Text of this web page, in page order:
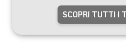
SCOPRI TUTTI I